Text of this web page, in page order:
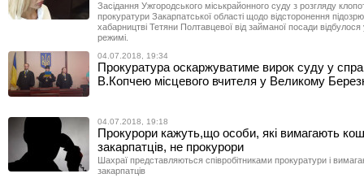
Засідання Ужгородського міськрайонного суду з розгляду
прокуратури Закарпатської області щодо відсторонення
хабарництві Тетяни Полтавцевої від займаної посади
режимі.
04.07.2018, 19:34
Прокуратура оскаржуватиме вирок суду у
В.Копчею місцевого вчителя у Великому
04.07.2018, 19:18
Прокурори кажуть,що особи, які вимагають
закарпатців, не прокурори
Шахраї представляються співробітниками прокуратури і
закарпатців